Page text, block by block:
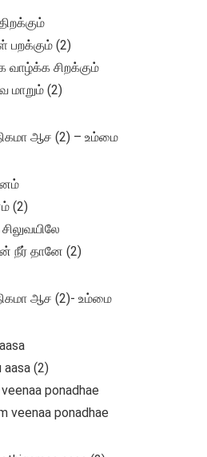
(2)
சிறக்கும்
மாறும் (2)
ஆச (2) – உம்மை
(2)
நீர் தானே (2)
ஆச (2)- உம்மை
aasa (2)
ponadhae
veenaa ponadhae